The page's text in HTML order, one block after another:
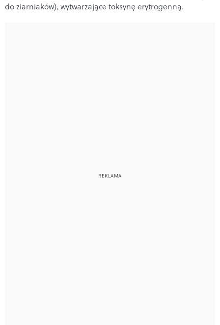
do ziarniaków), wytwarzające toksynę erytrogenną.